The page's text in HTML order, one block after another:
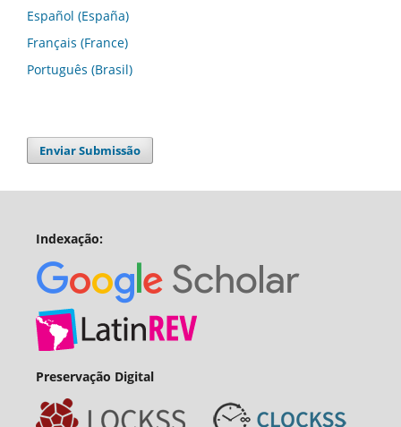
Español (España)
Français (France)
Português (Brasil)
Enviar Submissão
Indexação:
Preservação Digital